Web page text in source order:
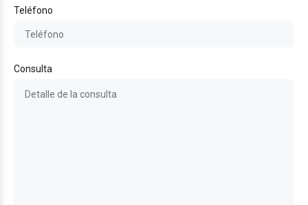
Teléfono
Consulta